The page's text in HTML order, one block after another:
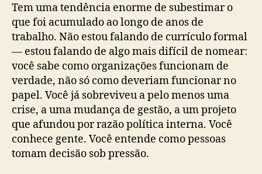
Tem uma tendência enorme de subestimar o
que foi acumulado ao longo de anos de
trabalho. Não estou falando de currículo formal
— estou falando de algo mais difícil de nomear:
você sabe como organizações funcionam de
verdade, não só como deveriam funcionar no
papel. Você já sobreviveu a pelo menos uma
crise, a uma mudança de gestão, a um projeto
que afundou por razão política interna. Você
conhece gente. Você entende como pessoas
tomam decisão sob pressão.